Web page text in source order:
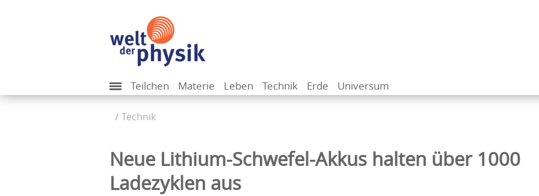
Teilchen Materie Leben Technik Erde Universum
Technik
Neue Lithium-Schwefel-Akkus halten über 1000
Ladezyklen aus